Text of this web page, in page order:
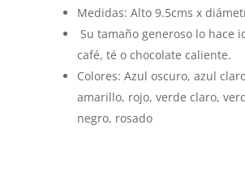
Medidas: Alto 9.5cms x
Su tamaño generoso lo hace
café, té o chocolate caliente.
Colores: Azul oscuro, azul
amarillo, rojo, verde claro,
negro, rosado